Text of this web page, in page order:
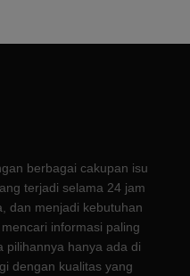
berbagai cakupan isu
terjadi selama 24 jam
dan menjadi kebutuhan
informasi paling
pilihannya hanya ada di
dengan kualitas yang